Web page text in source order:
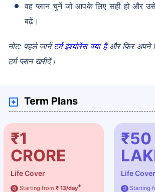
वह प्लान चुनें जो आपके लिए सही हो और
बढ़ें।
नोट: पहले जानें टर्म इंश्योरेंस क्या हैऔर फिर अपने
टर्म प्लान खरीदें।
Term Plans
₹1
CRORE
Life Cover
@ Starting from ₹ 13/day+
₹50
Life Cover
@ Starting